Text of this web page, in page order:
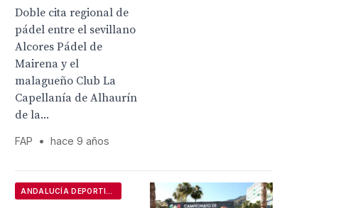
Doble cita regional de
pádel entre el sevillano
Alcores Pádel de
Mairena y el
malagueño Club La
Capellanía de Alhaurín
de la...
FAP • hace 9 años